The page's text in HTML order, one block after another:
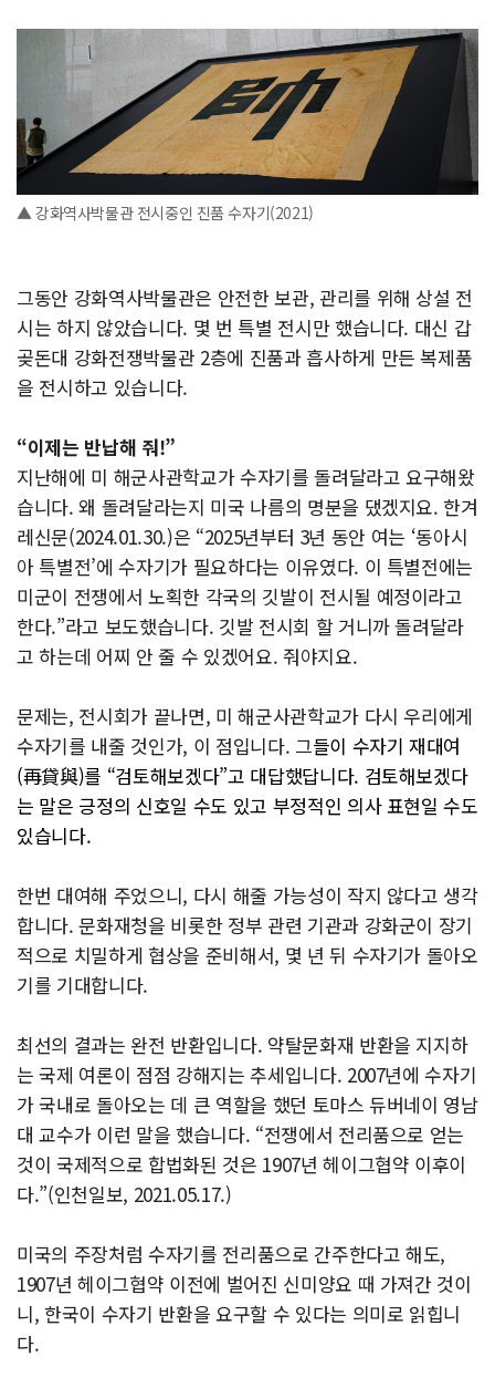
▲ 강화역사박물관 전시중인 진품 수자기(2021)
그동안 강화역사박물관은 안전한 보관, 관리를 위해 상설 전
시는 하지 않았습니다. 몇 번 특별 전시만 했습니다. 대신 갑
곶돈대 강화전쟁박물관 2층에 진품과 흡사하게 만든 복제품
을 전시하고 있습니다.
“이제는 반납해 줘!”
지난해에 미 해군사관학교가 수자기를 돌려달라고 요구해왔
습니다. 왜 돌려달라는지 미국 나름의 명분을 댔겠지요. 한겨
레신문(2024.01.30.)은 “2025년부터 3년 동안 여는 ‘동아시
아 특별전’에 수자기가 필요하다는 이유였다. 이 특별전에는
미군이 전쟁에서 노획한 각국의 깃발이 전시될 예정이라고
한다.”라고 보도했습니다. 깃발 전시회 할 거니까 돌려달라
고 하는데 어찌 안 줄 수 있겠어요. 줘야지요.
문제는, 전시회가 끝나면, 미 해군사관학교가 다시 우리에게
수자기를 내줄 것인가, 이 점입니다. 그들이 수자기 재대여
(再貸與)를 “검토해보겠다”고 대답했답니다. 검토해보겠다
는 말은 긍정의 신호일 수도 있고 부정적인 의사 표현일 수도
있습니다.
한번 대여해 주었으니, 다시 해줄 가능성이 작지 않다고 생각
합니다. 문화재청을 비롯한 정부 관련 기관과 강화군이 장기
적으로 치밀하게 협상을 준비해서, 몇 년 뒤 수자기가 돌아오
기를 기대합니다.
최선의 결과는 완전 반환입니다. 약탈문화재 반환을 지지하
는 국제 여론이 점점 강해지는 추세입니다. 2007년에 수자기
가 국내로 돌아오는 데 큰 역할을 했던 토마스 듀버네이 영남
대 교수가 이런 말을 했습니다. “전쟁에서 전리품으로 얻는
것이 국제적으로 합법화된 것은 1907년 헤이그협약 이후이
다.”(인천일보, 2021.05.17.)
미국의 주장처럼 수자기를 전리품으로 간주한다고 해도,
1907년 헤이그협약 이전에 벌어진 신미양요 때 가져간 것이
니, 한국이 수자기 반환을 요구할 수 있다는 의미로 읽힙니
다.